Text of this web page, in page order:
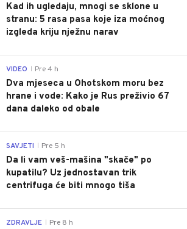
Kad ih ugledaju, mnogi se sklone u
stranu: 5 rasa pasa koje iza moćnog
izgleda kriju nježnu narav
VIDEO Pre 4 h
Dva mjeseca u Ohotskom moru bez
hrane i vode: Kako je Rus preživio 67
dana daleko od obale
SAVJETI Pre 5 h
Da li vam veš-mašina "skače" po
kupatilu? Uz jednostavan trik
centrifuga će biti mnogo tiša
ZDRAVLJE Pre 8 h